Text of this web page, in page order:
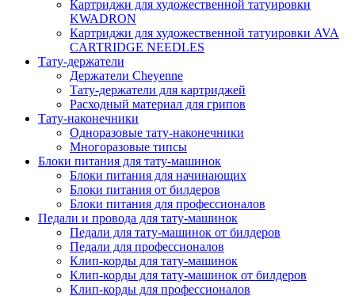
Картриджи для художественной татуировки
KWADRON
Картриджи для художественной татуировки AVA
CARTRIDGE NEEDLES
Тату-держатели
Держатели Cheyenne
Тату-держатели для картриджей
Расходный материал для грипов
Тату-наконечники
Одноразовые тату-наконечники
Многоразовые типсы
Блоки питания для тату-машинок
Блоки питания для начинающих
Блоки питания от билдеров
Блоки питания для профессионалов
Педали и провода для тату-машинок
Педали для тату-машинок от билдеров
Педали для профессионалов
Клип-корды для тату-машинок
Клип-корды для тату-машинок от билдеров
Клип-корды для профессионалов